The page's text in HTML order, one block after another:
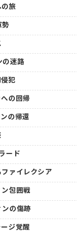
旅
勢
の迷路
侵犯
への回帰
の帰還
ード
ファイレクシア
ン包囲戦
ンの傷跡
ージ覚醒